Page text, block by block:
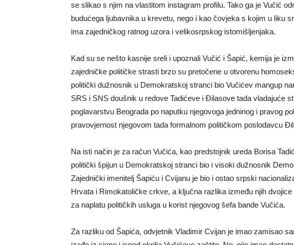
se slikao s njim na vlastitom instagram profilu. Tako ga je Vučić
budućega ljubavnika u krevetu, nego i kao čovjeka s kojim u liku
ima zajedničkog ratnog uzora i velikosrpskog istomišljenjaka.
Kad su se nešto kasnije sreli i upoznali Vučić i Šapić, kemija je
zajedničke političke strasti brzo su pretočene u otvorenu
politički dužnosnik u Demokratskoj stranci bio Vučićev mangup
SRS i SNS doušnik u redove Tadićeve i Đilasove tada vladajuće
poglavarstvu Beograda po naputku njegovoga jedninog i pravog
pravovjernost njegovom tada formalnom političkom poslodavcu
Na isti način je za račun Vučića, kao predstojnik ureda Borisa
politički špijun u Demokratskoj stranci bio i visoki dužnosnik
Zajednički imenitelj Šapiću i Cvijanu je bio i ostao srpski
Hrvata i Rimokatoličke crkve, a ključna razlika između njih
za naplatu političkih usluga u korist njegovog šefa bande Vučića.
Za razliku od Šapića, odvjetnik Vladimir Cvijan je imao zamisao